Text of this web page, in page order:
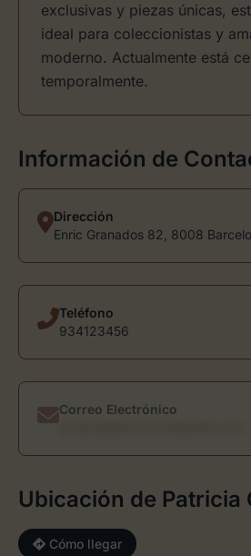
exclusivas y piezas únicas,
ideal para coleccionistas y
moderno. Actualmente está
temporalmente.
Información de
Dirección
Enric Granados 82, 8008
Teléfono
934123456
Correo Electrónico
Ubicación de Patricia
Cómo llegar